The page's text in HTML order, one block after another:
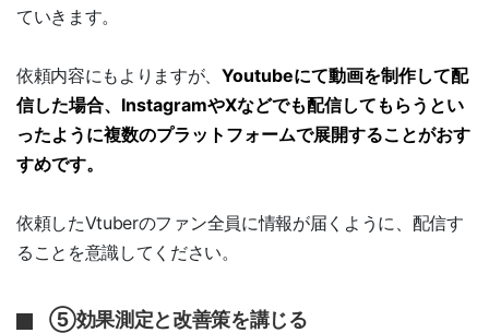
ていきます。
依頼内容にもよりますが、Youtubeにて動画を制作して配
信した場合、InstagramやXなどでも配信してもらうとい
ったように複数のプラットフォームで展開することがおす
すめです。
依頼したVtuberのファン全員に情報が届くように、配信す
ることを意識してください。
⑤効果測定と改善策を講じる